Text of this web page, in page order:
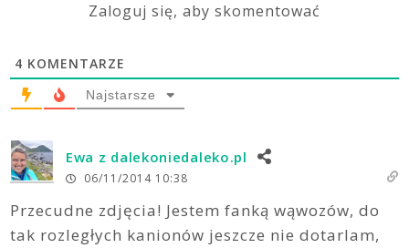
Zaloguj się, aby skomentować
4 KOMENTARZE
Najstarsze
Ewa z dalekoniedaleko.pl
06/11/2014 10:38
Przecudne zdjęcia! Jestem fanką wąwozów, do
tak rozległych kanionów jeszcze nie dotarlam,